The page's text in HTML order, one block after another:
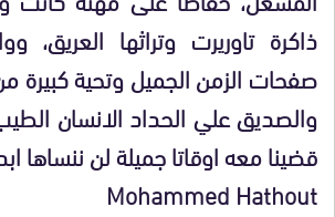
ذاكرة تاوريرت وتراثها
صفحات الزمن الجميل وتحية كبيرة
والصديق علي الحداد الانسان
قضينا معه اوقاتا جميلة لن ننساها
Mohammed Hathout